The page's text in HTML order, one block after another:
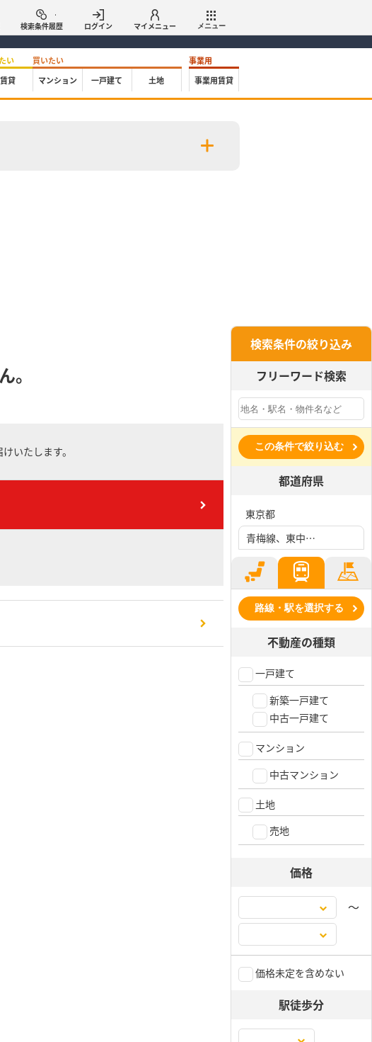
検索条件履歴 ログイン マイメニュー メニュー
い
賃貸
買いたい
マンション
一戸建て 土地
事業用
事業用賃貸
。
いたします。
検索条件の絞り込み
フリーワード検索
この条件で絞り込む
都道府県
東京都
青梅線、東中神駅
路線・駅を選択する
不動産の種類
一戸建て
新築一戸建て
中古一戸建て
マンション
中古マンション
土地
売地
価格
〜
価格未定を含めない
駅徒歩分